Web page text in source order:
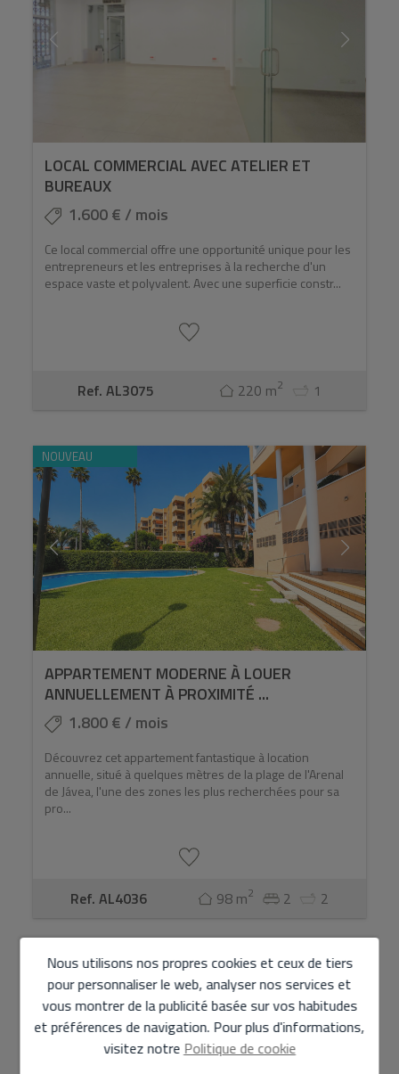
LOCAL COMMERCIAL AVEC ATELIER ET
BUREAUX
1.600 € / mois
Ce local commercial offre une opportunité unique pour les
entrepreneurs et les entreprises à la recherche d'un
espace vaste et polyvalent. Avec une superficie constr...
Ref. AL3075 220 m2 1
NOUVEAU
APPARTEMENT MODERNE À LOUER
ANNUELLEMENT À PROXIMITÉ ...
1.800 € / mois
Découvrez cet appartement fantastique à location
annuelle, situé à quelques mètres de la plage de l'Arenal
de Jávea, l'une des zones les plus recherchées pour sa
pro...
Ref. AL4036 98 m2 2 2
NOUVEAU
Nous utilisons nos propres cookies et ceux de tiers
pour personnaliser le web, analyser nos services et
vous montrer de la publicité basée sur vos habitudes
et préférences de navigation. Pour plus d'informations,
visitez notre Politique de cookie